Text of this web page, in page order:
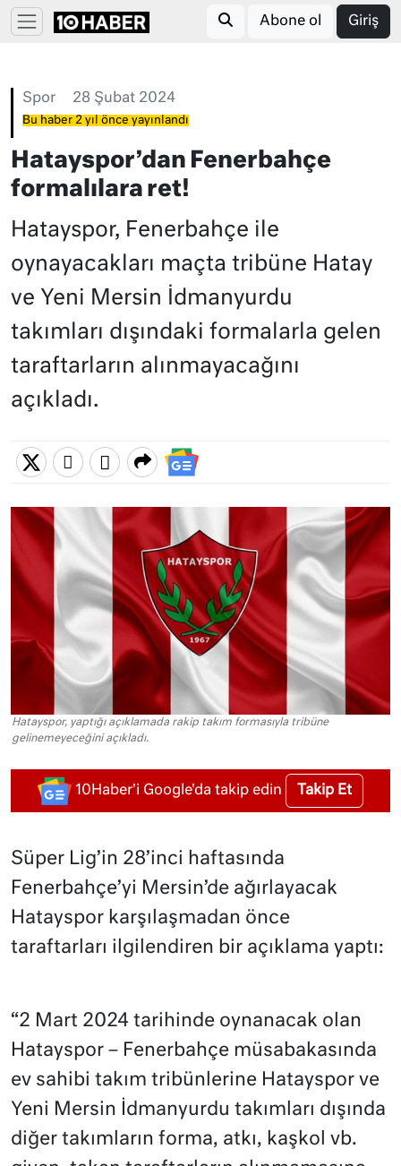
Abone ol Giriş
Spor 28 Şubat 2024
Bu haber 2 yıl önce yayınlandı
Hatayspor’dan Fenerbahçe
formalılara ret!
Hatayspor, Fenerbahçe ile
oynayacakları maçta tribüne Hatay
ve Yeni Mersin İdmanyurdu
takımları dışındaki formalarla gelen
taraftarların alınmayacağını
açıkladı.
Hatayspor, yaptığı açıklamada rakip takım formasıyla tribüne
gelinemeyeceğini açıkladı.
10Haber'i Google'da takip edin Takip Et
Süper Lig’in 28’inci haftasında
Fenerbahçe’yi Mersin’de ağırlayacak
Hatayspor karşılaşmadan önce
taraftarları ilgilendiren bir açıklama yaptı:
“2 Mart 2024 tarihinde oynanacak olan
Hatayspor – Fenerbahçe müsabakasında
ev sahibi takım tribünlerine Hatayspor ve
Yeni Mersin İdmanyurdu takımları dışında
diğer takımların forma, atkı, kaşkol vb.